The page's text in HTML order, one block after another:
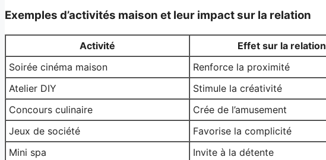
Exemples d’activités maison et leur impact sur la relation
Activité Effet sur la relation
Soirée cinéma maison
Renforce la proximité
Atelier DIY
Stimule la créativité
Concours culinaire
Crée de l’amusement
Jeux de société
Favorise la complicité
Mini spa
Invite à la détente